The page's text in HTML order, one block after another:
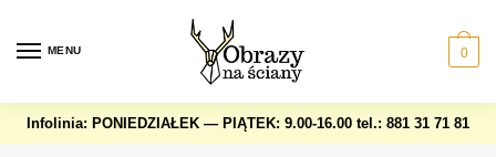
navigation
content
MENU 0
Infolinia: PONIEDZIAŁEK — PIĄTEK: 9.00-16.00 tel.: 881 31 71 81